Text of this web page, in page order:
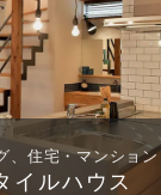
、住宅・マンション
イルハウス